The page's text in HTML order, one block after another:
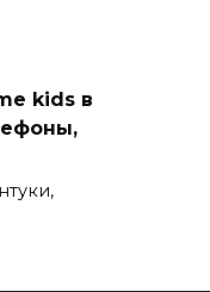
kids в